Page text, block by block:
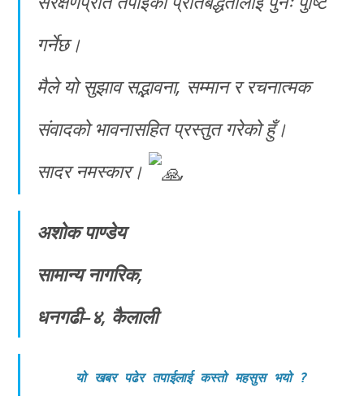
गर्नेछ।
मैले यो सुझाव सद्भावना, सम्मान र रचनात्मक
संवादको भावनासहित प्रस्तुत गरेको हुँ।
सादर नमस्कार।
,
अशोक पाण्डेय
सामान्य नागरिक,
धनगढी–४, कैलाली
यो खबर पढेर तपाईलाई कस्तो महसुस भयो?